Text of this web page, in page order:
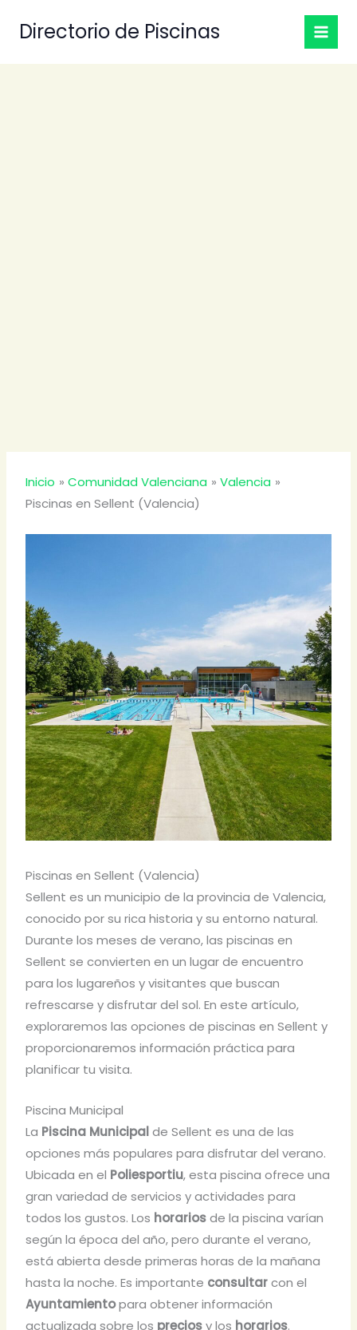
Directorio de Piscinas
Inicio Comunidad Valenciana
Valencia
Piscinas en Sellent (Valencia)
Piscinas en Sellent (Valencia)
Sellent es un municipio de la provincia de Valencia,
conocido por su rica historia y su entorno natural.
Durante los meses de verano, las piscinas en
Sellent se convierten en un lugar de encuentro
para los lugareños y visitantes que buscan
refrescarse y disfrutar del sol. En este artículo,
exploraremos las opciones de piscinas en Sellent y
proporcionaremos información práctica para
planificar tu visita.
Piscina Municipal
La Piscina Municipalde Sellent es una de las
opciones más populares para disfrutar del verano.
Ubicada en el Poliesportiu, esta piscina ofrece una
gran variedad de servicios y actividades para
todos los gustos. Los horariosde la piscina varían
según la época del año, pero durante el verano,
está abierta desde primeras horas de la mañana
hasta la noche. Es importante consultarcon el
Ayuntamientopara obtener información
actualizada sobre los preciosy los horarios.